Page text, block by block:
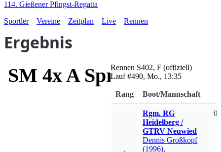
114. Gießener Pfingst-Regatta
Sportler
Vereine Zeitplan Live Rennen
Ergebnis
SM 4x A Sprint-Cup
Rennen S402, F (offiziell)
Lauf #490, Mo., 13:35
Rang Boot/Mannschaft
Rgm. RG
Heidelberg /
GTRV Neuwied
Dennis Großkopf
(1996),